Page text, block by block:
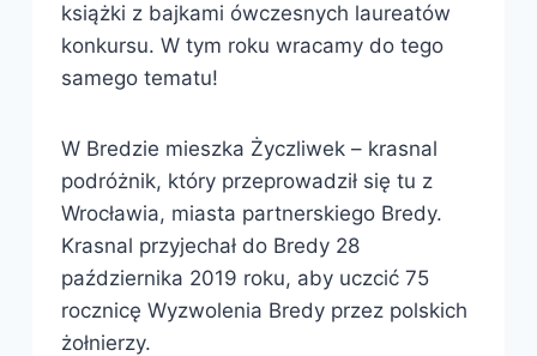
książki z bajkami ówczesnych laureatów
konkursu. W tym roku wracamy do tego
samego tematu!
W Bredzie mieszka Życzliwek – krasnal
podróżnik, który przeprowadził się tu z
Wrocławia, miasta partnerskiego Bredy.
Krasnal przyjechał do Bredy 28
października 2019 roku, aby uczcić 75
rocznicę Wyzwolenia Bredy przez polskich
żołnierzy.